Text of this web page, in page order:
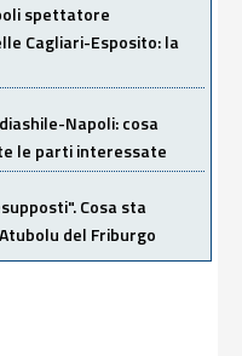
spettatore
Cagliari-Esposito: la
Napoli: cosa
le parti interessate
Cosa sta
del Friburgo